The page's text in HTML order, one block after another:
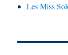
Les Miss